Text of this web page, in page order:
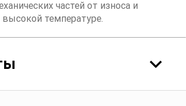
частей от износа и
температуре.